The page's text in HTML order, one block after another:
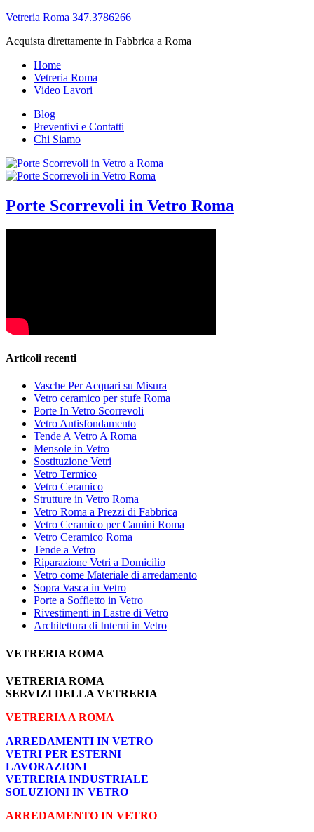
Vetreria Roma 347.3786266
Acquista direttamente in Fabbrica a Roma
Home
Vetreria Roma
Video Lavori
Blog
Preventivi e Contatti
Chi Siamo
Porte Scorrevoli in Vetro Roma
Articoli recenti
Vasche Per Acquari su Misura
Vetro ceramico per stufe Roma
Porte In Vetro Scorrevoli
Vetro Antisfondamento
Tende A Vetro A Roma
Mensole in Vetro
Sostituzione Vetri
Vetro Termico
Vetro Ceramico
Strutture in Vetro Roma
Vetro Roma a Prezzi di Fabbrica
Vetro Ceramico per Camini Roma
Vetro Ceramico Roma
Tende a Vetro
Riparazione Vetri a Domicilio
Vetro come Materiale di arredamento
Sopra Vasca in Vetro
Porte a Soffietto in Vetro
Rivestimenti in Lastre di Vetro
Architettura di Interni in Vetro
VETRERIA ROMA
VETRERIA ROMA
SERVIZI DELLA VETRERIA
VETRERIA A ROMA
ARREDAMENTI IN VETRO
VETRI PER ESTERNI
LAVORAZIONI
VETRERIA INDUSTRIALE
SOLUZIONI IN VETRO
ARREDAMENTO IN VETRO